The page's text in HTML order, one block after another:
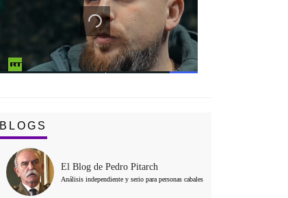
BLOGS
El Blog de Pedro Pitarch
Análisis independiente y serio para personas cabales